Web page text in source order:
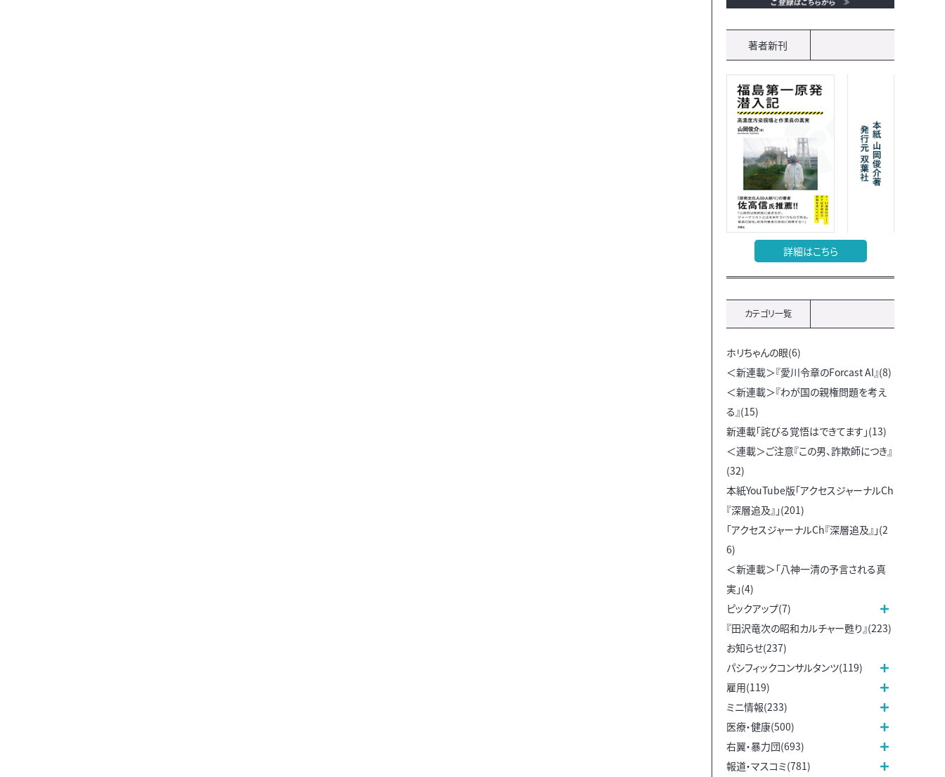
著者新刊
詳細はこちら
カテゴリ一覧
ホリちゃんの眼(6)
＜新連載＞『愛川令章のForcast AI』(8)
＜新連載＞『わが国の親権問題を考え
る』(15)
新連載「詫びる覚悟はできてます」(13)
＜連載＞ご注意『この男、詐欺師につき』
(32)
本紙YouTube版「アクセスジャーナルCh
『深層追及』」(201)
「アクセスジャーナルCh『深層追及』」(2
6)
＜新連載＞「八神一清の予言される真
実」(4)
ピックアップ(7)
『田沢竜次の昭和カルチャー甦り』(223)
お知らせ(237)
パシフィックコンサルタンツ(119)
雇用(119)
ミニ情報(233)
医療・健康(500)
右翼・暴力団(693)
報道・マスコミ(781)